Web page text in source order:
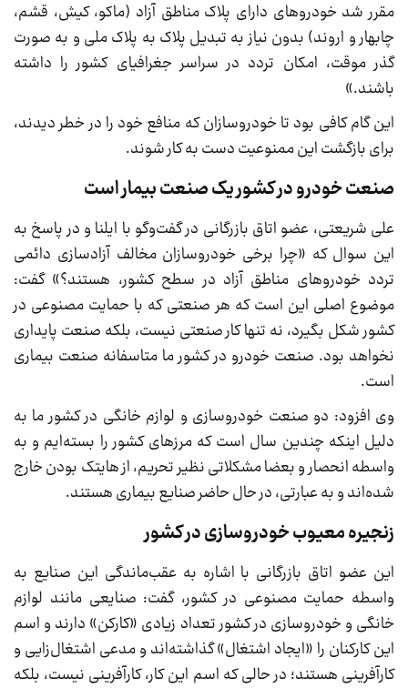
مقرر شد خودرو‌های دارای پلاک مناطق آزاد (ماکو، کیش، قشم،
چابهار و اروند) بدون نیاز به تبدیل پلاک به پلاک ملی و به صورت
گذر موقت، امکان تردد در سراسر جغرافیای کشور را داشته
باشند.»
این گام کافی بود تا خودروسازان که منافع خود را در خطر دیدند،
برای بازگشت این ممنوعیت دست به کار شوند.
صنعت خودرو در کشور یک صنعت بیمار است
علی شریعتی، عضو اتاق بازرگانی در گفت‌و‌گو با ایلنا و در پاسخ به
این سوال که «چرا برخی خودروسازان مخالف آزادسازی دائمی
تردد خودرو‌های مناطق آزاد در سطح کشور، هستند؟» گفت:
موضوع اصلی این است که هر صنعتی که با حمایت مصنوعی در
کشور شکل بگیرد، نه تنها کار صنعتی نیست، بلکه صنعت پایداری
نخواهد بود. صنعت خودرو در کشور ما متاسفانه صنعت بیماری
است.
وی افزود: دو صنعت خودروسازی و لوازم خانگی در کشور ما به
دلیل اینکه چندین سال است که مرز‌های کشور را بسته‌ایم و به
واسطه انحصار و بعضا مشکلاتی نظیر تحریم، از هایتک بودن خارج
شده‌اند و به عبارتی، در حال حاضر صنایع بیماری هستند.
زنجیره معیوب خودروسازی در کشور
این عضو اتاق بازرگانی با اشاره به عقب‌ماندگی این صنایع به
واسطه حمایت مصنوعی در کشور، گفت: صنایعی مانند لوازم
خانگی و خودروسازی در کشور تعداد زیادی «کارکن» دارند و اسم
این کارکنان را «ایجاد اشتغال» گذاشته‌اند و مدعی اشتغال‌زایی و
کارآفرینی هستند؛ در حالی که اسم این کار، کارآفرینی نیست، بلکه